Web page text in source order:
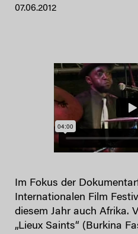
07.06.2012
Im Fokus der
Internationalen Film
diesem Jahr auch Afrika.
„Lieux Saints“ (Burkina